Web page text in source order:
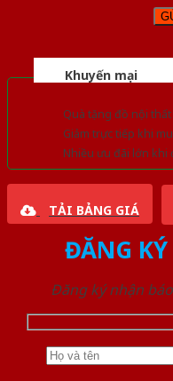
Khuyến mại
Quà tặng đồ nội
Giảm trực tiếp khi
Nhiều ưu đãi lớn khi
TẢI BẢNG GIÁ
ĐĂNG
Đăng ký nhận